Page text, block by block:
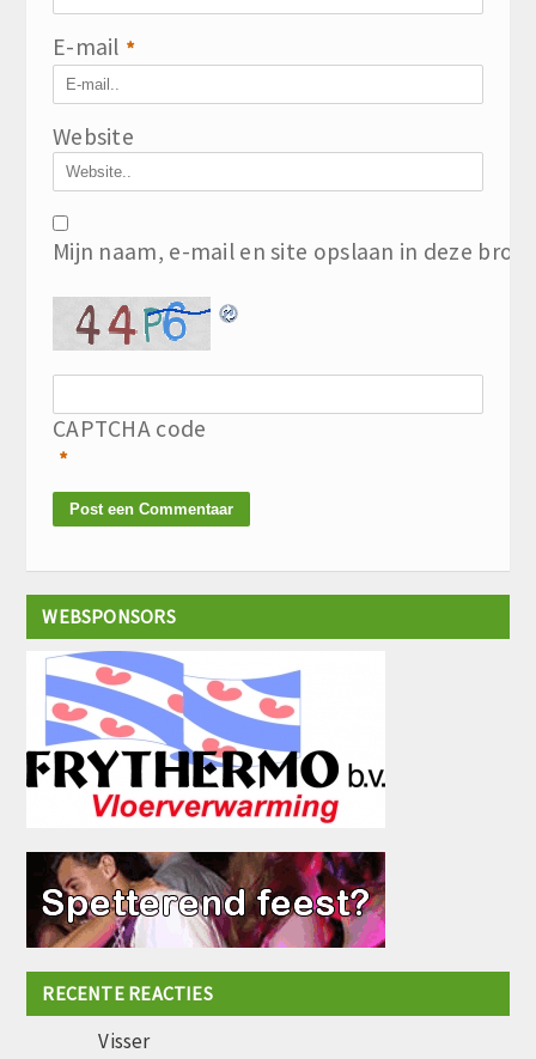
E-mail *
Website
Mijn naam, e-mail en site opslaan in deze
CAPTCHA code
*
WEBSPONSORS
RECENTE REACTIES
Visser